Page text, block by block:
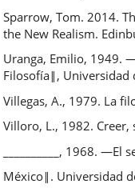
Sparrow, Tom. 2014.
the New Realism.
Uranga, Emilio, 1949.
Filosofía‖, Universidad
Villegas, A., 1979. La
Villoro, L., 1982. Creer,
__________, 1968.
México‖. Universidad